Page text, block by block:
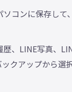
コンに保存して、
歴、LINE写真、
クアップから選